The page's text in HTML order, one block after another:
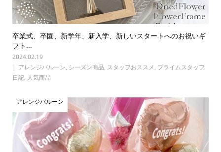
卒業式、卒園、新学年、新入学、新しいスタートへのお祝いギ
フト...
2024.02.19
アレンジバルーン, シーズン商品, スタッフおススメ, プライムスタッフ
日記, 人気商品
アレンジバルーン